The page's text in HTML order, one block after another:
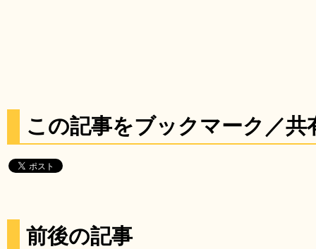
この記事をブックマーク／共
前後の記事